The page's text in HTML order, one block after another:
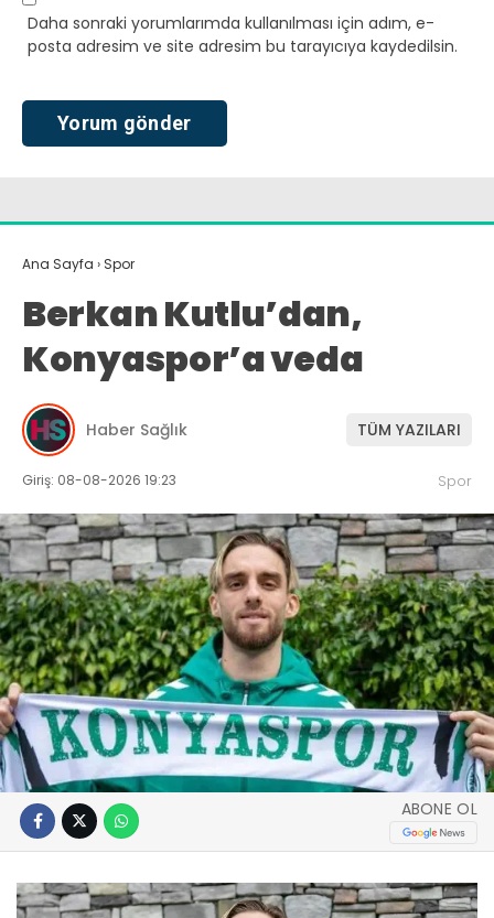
Daha sonraki yorumlarımda kullanılması için adım, e-
posta adresim ve site adresim bu tarayıcıya kaydedilsin.
Ana Sayfa › Spor
Berkan Kutlu’dan,
Konyaspor’a veda
Haber Sağlık TÜM YAZILARI
Giriş: 08-08-2026 19:23 Spor
ABONE OL